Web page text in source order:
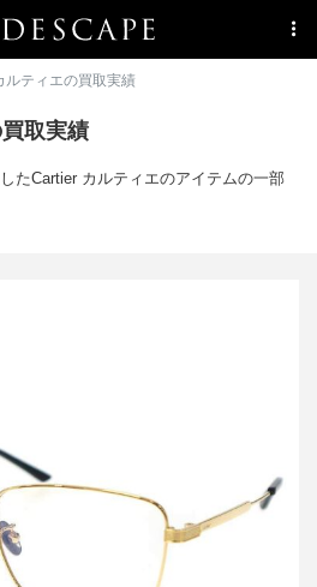
ルティエの買取実績
取実績
たCartier カルティエのアイテムの一部
ウェア メガネ CT0347O
金額48,000円
詳しく見る